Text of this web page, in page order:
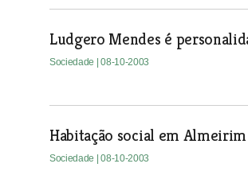
Ludgero Mendes é
Sociedade | 08-10-2003
Habitação social em Almeirim
Sociedade | 08-10-2003